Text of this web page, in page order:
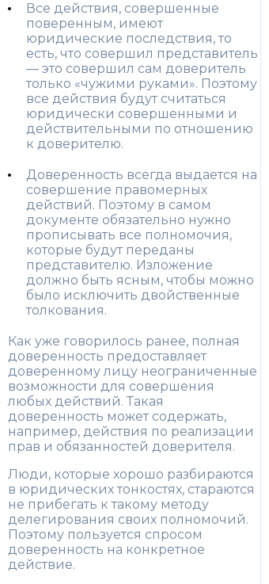
Все действия, совершенные
поверенным, имеют
юридические последствия, то
есть, что совершил представитель
— это совершил сам доверитель
только «чужими руками». Поэтому
все действия будут считаться
юридически совершенными и
действительными по отношению
к доверителю.
Доверенность всегда выдается на
совершение правомерных
действий. Поэтому в самом
документе обязательно нужно
прописывать все полномочия,
которые будут переданы
представителю. Изложение
должно быть ясным, чтобы можно
было исключить двойственные
толкования.
Как уже говорилось ранее, полная
доверенность предоставляет
доверенному лицу неограниченные
возможности для совершения
любых действий. Такая
доверенность может содержать,
например, действия по реализации
прав и обязанностей доверителя.
Люди, которые хорошо разбираются
в юридических тонкостях, стараются
не прибегать к такому методу
делегирования своих полномочий.
Поэтому пользуется спросом
доверенность на конкретное
действие.